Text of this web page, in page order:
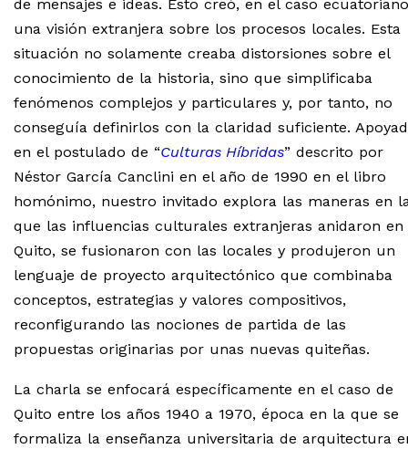
de mensajes e ideas. Esto creó, en el caso
una visión extranjera sobre los procesos locales. Esta
situación no solamente creaba distorsiones sobre el
conocimiento de la historia, sino que simplificaba
fenómenos complejos y particulares y, por tanto, no
conseguía definirlos con la claridad suficiente.
en el postulado de “Culturas Híbridas” descrito por
Néstor García Canclini en el año de 1990 en el libro
homónimo, nuestro invitado explora las maneras en
que las influencias culturales extranjeras anidaron en
Quito, se fusionaron con las locales y produjeron un
lenguaje de proyecto arquitectónico que combinaba
conceptos, estrategias y valores compositivos,
reconfigurando las nociones de partida de las
propuestas originarias por unas nuevas quiteñas.
La charla se enfocará específicamente en el caso de
Quito entre los años 1940 a 1970, época en la que se
formaliza la enseñanza universitaria de arquitectura